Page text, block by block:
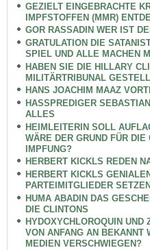
GEZIELT EINGEBRACHTE
IMPFSTOFFEN (MMR)
GOR RASSADIN WER IST
GRATULATION DIE
SPIEL UND ALLE MACHEN
HABEN SIE DIE HILLARY
MILITÄRTRIBUNAL
HANS JOACHIM MAAZ
HASSPREDIGER
ALLES
HEIMLEITERIN SOLL
WÄRE DER GRUND FÜR
IMPFUNG?
HERBERT KICKLS REDEN
HERBERT KICKLS
PARTEIMITGLIEDER
HUMA ABADIN DAS
DIE CLINTONS
HYDOXYCHLOROQUIN UND
VON ANFANG AN BEKANNT
MEDIEN VERSCHWIEGEN?